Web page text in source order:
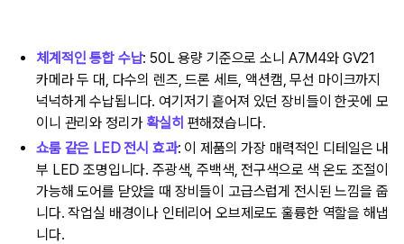
체계적인 통합 수납: 50L 용량 기준으로 소니 A7M4와 GV21
카메라 두 대, 다수의 렌즈, 드론 세트, 액션캠, 무선 마이크까지
넉넉하게 수납됩니다. 여기저기 흩어져 있던 장비들이 한곳에 모
이니 관리와 정리가 확실히 편해졌습니다.
쇼룸 같은 LED 전시 효과: 이 제품의 가장 매력적인 디테일은 내
부 LED 조명입니다. 주광색, 주백색, 전구색으로 색 온도 조절이
가능해 도어를 닫았을 때 장비들이 고급스럽게 전시된 느낌을 줍
니다. 작업실 배경이나 인테리어 오브제로도 훌륭한 역할을 해냅
니다.